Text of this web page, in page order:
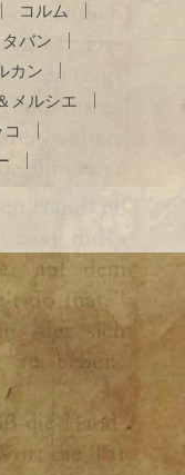
コルム
タバン
カン
メルシエ
コ